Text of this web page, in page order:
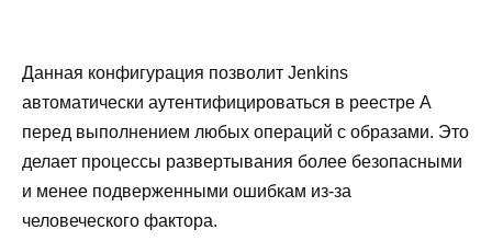
Данная конфигурация позволит Jenkins
автоматически аутентифицироваться в реестре A
перед выполнением любых операций с образами. Это
делает процессы развертывания более безопасными
и менее подверженными ошибкам из-за
человеческого фактора.